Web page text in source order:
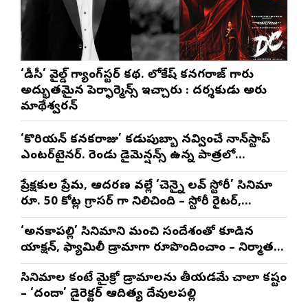
‘డీసీ’ వైల్డ్ గ్యాంగ్‌స్టర్ కథ. లోకేష్ కనగరాజ్ గారు
అద్భుతమైన పెర్ఫార్మెన్స్ ఇచ్చారు : దర్శకుడు అరుణ్
మాథేశ్వరన్
‘కొరియన్ కనకరాజు’ కడుపుబ్బా నవ్వించే నాన్‌స్టాప్
ఎంటర్‌టైనర్. రెండు డైమెన్షన్స్ ఉన్న పాత్రలో
నటించడం చాలా సంతృప్తినిచ్చింది : వరుణ్ తేజ్
ప్రేక్షకుల ప్రేమ, ఆదరణ వల్లే ‘చెన్నై లవ్ స్టోరీ’ సినిమా
రూ. 50 కోట్ల గ్రాసర్ గా నిలిచింది – స్టోరీ రైటర్,
ప్రొడ్యూసర్ సాయి రాజేష్
‘అనకాపల్లి’ సినిమాని మంచి సందేశంతో కూడిన
యాక్షన్, ఫ్యామిలీ డ్రామాగా రూపొందించాం – నిర్మాతలు
త్రినాథరావు నక్కిన, కాండ్రేగుల నాయుడు
సినిమాల కంటే మైక్రో డ్రామాలను తీయడమే చాలా కష్టం
– ‘దందా’ డైరెక్ట‌ర్ ఆదిత్య దేవులపల్లి